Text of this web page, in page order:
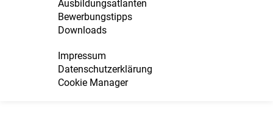
Ausbildungsatlanten
Bewerbungstipps
Downloads
Impressum
Datenschutzerklärung
Cookie Manager